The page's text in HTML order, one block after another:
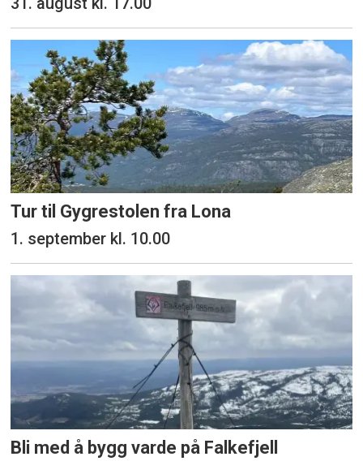
Tur til Gygrestolen fra Lona
1. september kl. 10.00
Bli med å bygg varde på Falkefjell